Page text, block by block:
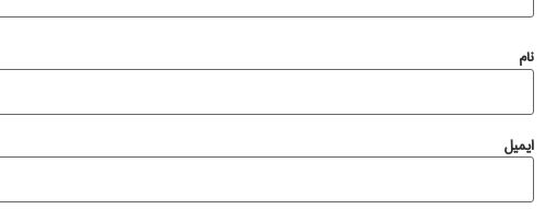
نام
ایمیل